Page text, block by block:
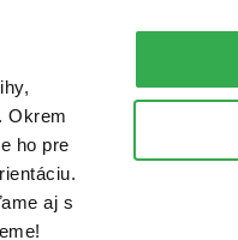
Okrem
ho pre
aj s